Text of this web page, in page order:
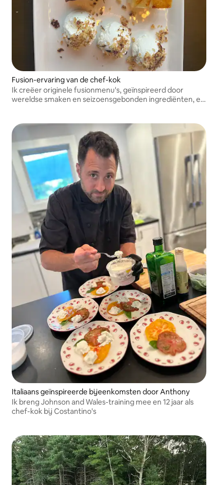
Fusion-ervaring van de chef-kok
Ik creëer originele fusionmenu's, geïnspireerd door
wereldse smaken en seizoensgebonden ingrediënten, en
Italiaans geïnspireerde bijeenkomsten door Anthony
Ik breng Johnson and Wales-training mee en 12 jaar als
chef-kok bij Costantino's